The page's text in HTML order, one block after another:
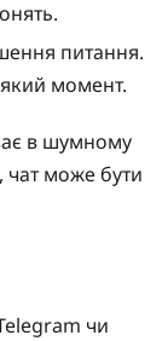
питання.
момент.
в шумному
чат може бути
чи